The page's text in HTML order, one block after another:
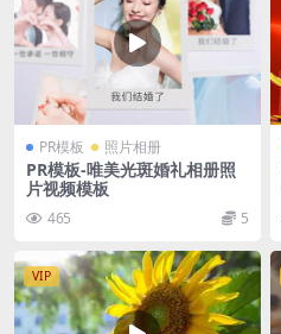
PR模板 照片相册
PR模板-唯美光斑婚礼相册照
片视频模板
465 5
VIP